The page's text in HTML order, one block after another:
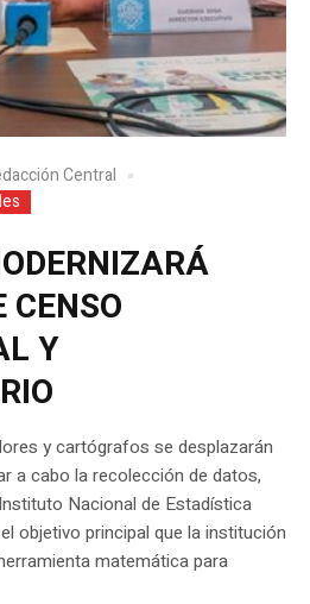
Central
CENSO
Y
y cartógrafos se desplazarán
a cabo la recolección de datos,
Nacional de Estadística
objetivo principal que la institución
matemática para